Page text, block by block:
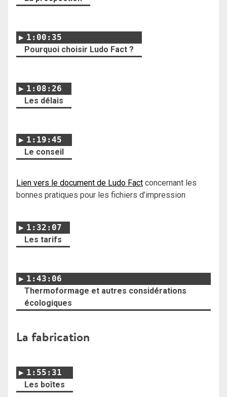
1:00:35
Pourquoi choisir Ludo Fact ?
1:08:26
Les délais
1:19:45
Le conseil
Lien vers le document de Ludo Fact concernant les
bonnes pratiques pour les fichiers d’impression
1:32:07
Les tarifs
1:43:06
Thermoformage et autres considérations
écologiques
La fabrication
1:55:31
Les boîtes